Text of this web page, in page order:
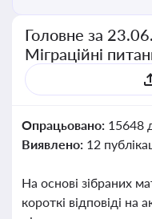
Головне за
Міграційні
Опрацьовано: 15648
Виявлено: 12
На основі зібраних
короткі відповіді на